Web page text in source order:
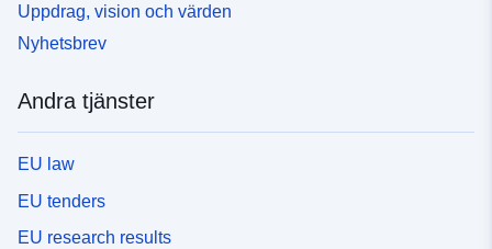
Uppdrag, vision och värden
Nyhetsbrev
Andra tjänster
EU law
EU tenders
EU research results